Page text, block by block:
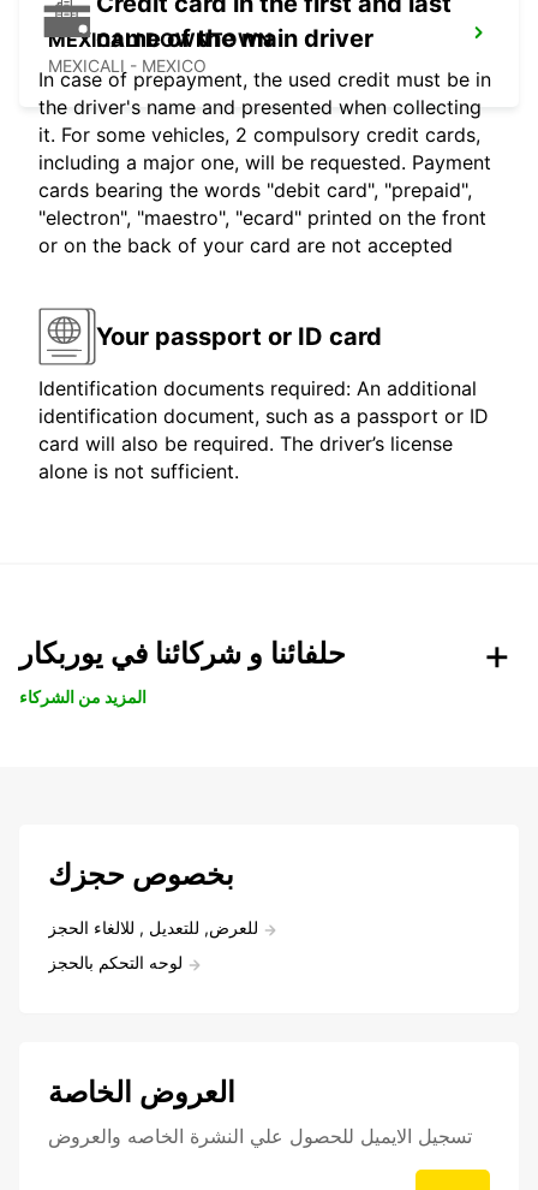
MEXICALI DOWNTOWN
MEXICALI - MEXICO
name of the main driver
In case of prepayment, the used credit must be in
the driver's name and presented when collecting
it. For some vehicles, 2 compulsory credit cards,
including a major one, will be requested. Payment
cards bearing the words "debit card", "prepaid",
"electron", "maestro", "ecard" printed on the front
or on the back of your card are not accepted
Your passport or ID card
Identification documents required: An additional
identification document, such as a passport or ID
card will also be required. The driver’s license
alone is not sufficient.
حلفائنا و شركائنا في يوربكار
المزيد من الشركاء
بخصوص حجزك
للعرض, للتعديل , للالغاء الحجز
لوحه التحكم بالحجز
العروض الخاصة
تسجيل الايميل للحصول علي النشرة الخاصه والعروض